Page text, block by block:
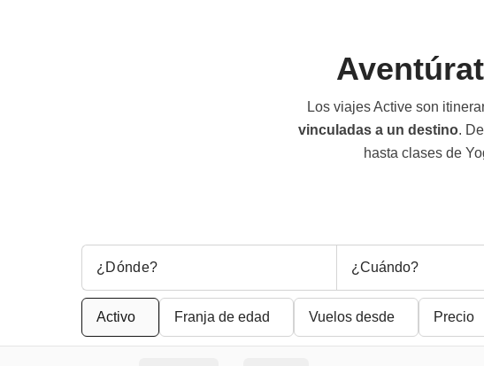
Los viajes Active son
vinculadas a un destino.
hasta clases de
¿Cuándo?
Activo Franja de edad Vuelos desde Precio